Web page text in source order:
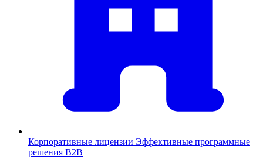
Корпоративные лицензии Эффективные программные
решения B2B